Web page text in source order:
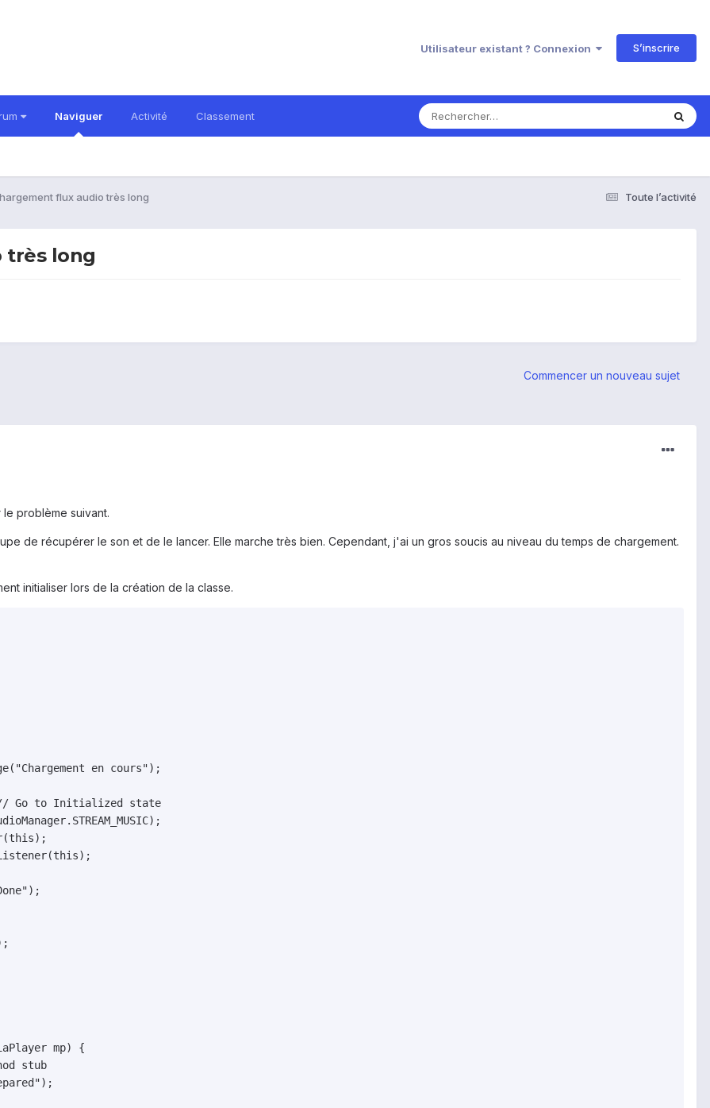
Utilisateur existant ? Connexion S’inscrire
Naviguer Activité Classement
Toute l’activité
flux audio très long
très long
Commencer un nouveau sujet
problème suivant.
de récupérer le son et de le lancer. Elle marche très bien. Cependant, j'ai un gros soucis au niveau du temps de chargement.
initialiser lors de la création de la classe.
en cours");
Go to Initialized state
mp) {
stub